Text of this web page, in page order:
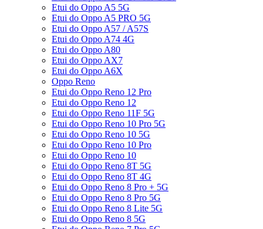
Etui do Oppo A5 5G
Etui do Oppo A5 PRO 5G
Etui do Oppo A57 / A57S
Etui do Oppo A74 4G
Etui do Oppo A80
Etui do Oppo AX7
Etui do Oppo A6X
Oppo Reno
Etui do Oppo Reno 12 Pro
Etui do Oppo Reno 12
Etui do Oppo Reno 11F 5G
Etui do Oppo Reno 10 Pro 5G
Etui do Oppo Reno 10 5G
Etui do Oppo Reno 10 Pro
Etui do Oppo Reno 10
Etui do Oppo Reno 8T 5G
Etui do Oppo Reno 8T 4G
Etui do Oppo Reno 8 Pro + 5G
Etui do Oppo Reno 8 Pro 5G
Etui do Oppo Reno 8 Lite 5G
Etui do Oppo Reno 8 5G